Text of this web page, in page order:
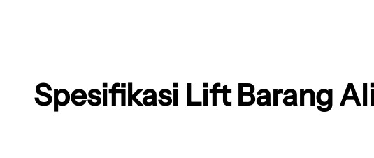
Spesifikasi Lift Barang